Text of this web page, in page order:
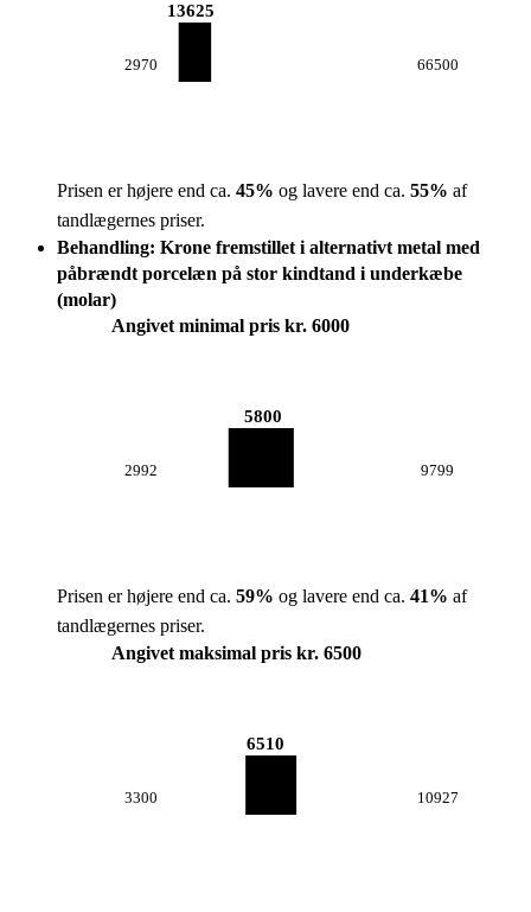
2970
13625
66500
Prisen er højere end ca. 45% og lavere end ca. 55% af
tandlægernes priser.
Behandling: Krone fremstillet i alternativt metal med
påbrændt porcelæn på stor kindtand i underkæbe
(molar)
Angivet minimal pris kr. 6000
2992
5800
9799
Prisen er højere end ca. 59% og lavere end ca. 41% af
tandlægernes priser.
Angivet maksimal pris kr. 6500
3300
6510
10927